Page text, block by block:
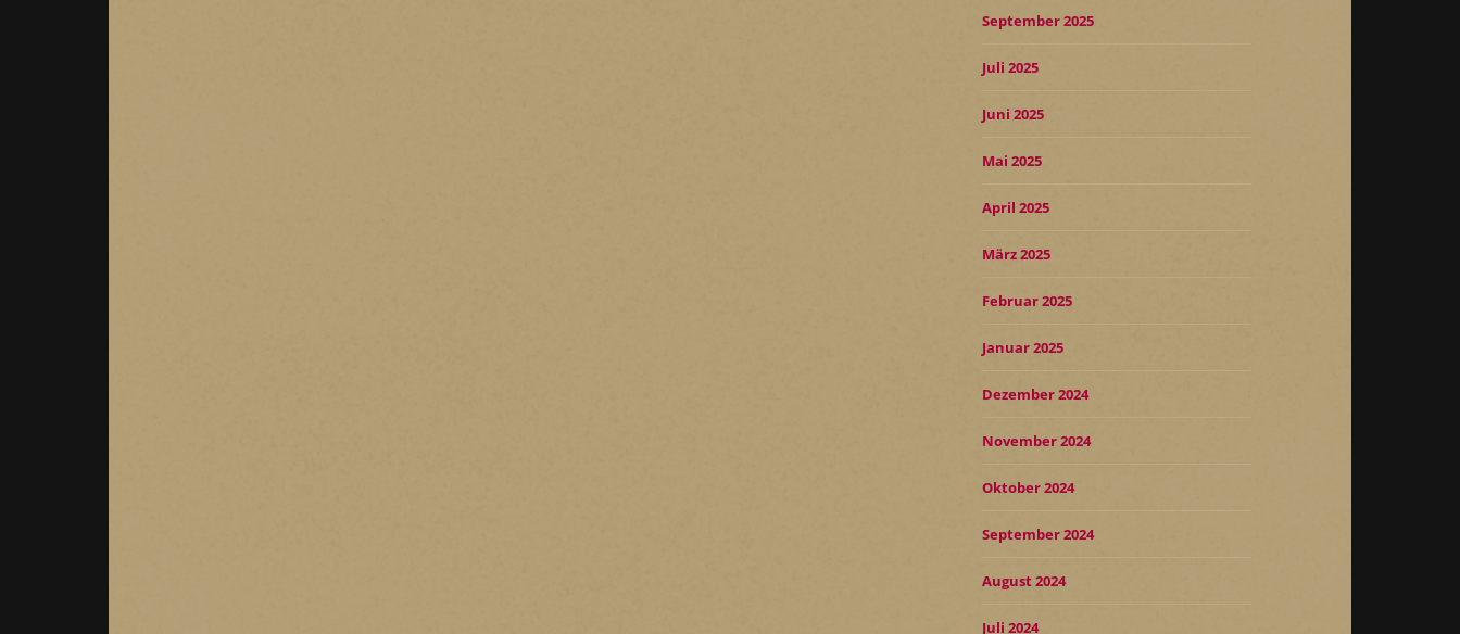
September 2025
Juli 2025
Juni 2025
Mai 2025
April 2025
März 2025
Februar 2025
Januar 2025
Dezember 2024
November 2024
Oktober 2024
September 2024
August 2024
Juli 2024